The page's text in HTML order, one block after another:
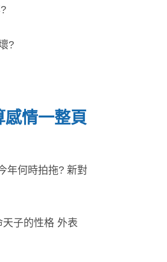
?
情一整頁
年何時拍拖? 新對
子的性格 外表